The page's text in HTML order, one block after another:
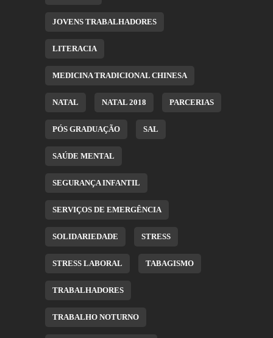
JOVENS TRABALHADORES
LITERACIA
MEDICINA TRADICIONAL CHINESA
NATAL NATAL 2018 PARCERIAS
PÓS GRADUAÇÃO SAL
SAÚDE MENTAL
SEGURANÇA INFANTIL
SERVIÇOS DE EMERGÊNCIA
SOLIDARIEDADE STRESS
STRESS LABORAL TABAGISMO
TRABALHADORES
TRABALHO NOTURNO